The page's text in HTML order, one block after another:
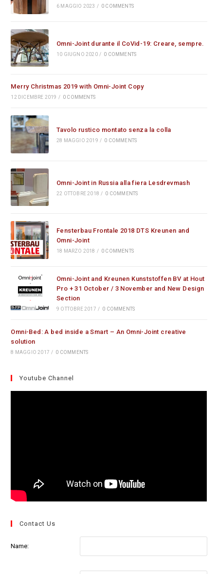
6 MAGGIO 2023 / 0 COMMENTS
Omni-Joint durante il CoVid-19: Creare, sempre.
10 GIUGNO 2020 / 0 COMMENTS
Merry Christmas 2019 with Omni-Joint Copy
12 DICEMBRE 2019 / 0 COMMENTS
Tavolo rustico montato senza la colla
28 MAGGIO 2019 / 0 COMMENTS
Omni-Joint in Russia alla fiera Lesdrevmash
22 OTTOBRE 2018 / 0 COMMENTS
Fensterbau Frontale 2018 DTS Kreunen and
Omni-Joint
18 MARZO 2018 / 0 COMMENTS
Omni-Joint and Kreunen Kunststoffen BV at Hout
Pro + 31 October / 3 November and New Design
Section
9 OTTOBRE 2017 / 0 COMMENTS
Omni-Bed: A bed inside a Smart – An Omni-Joint creative
solution
8 MAGGIO 2017 / 0 COMMENTS
Youtube Channel
Contact Us
Name: